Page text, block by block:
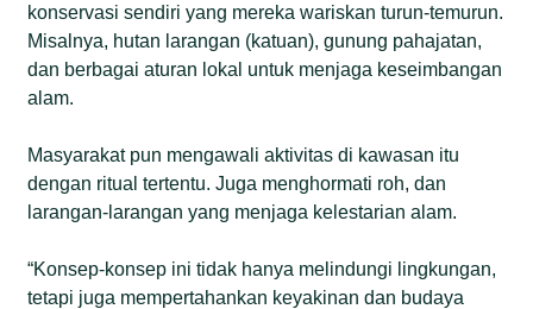
konservasi sendiri yang mereka wariskan turun-temurun.
Misalnya, hutan larangan (katuan), gunung pahajatan,
dan berbagai aturan lokal untuk menjaga keseimbangan
alam.
Masyarakat pun mengawali aktivitas di kawasan itu
dengan ritual tertentu. Juga menghormati roh, dan
larangan-larangan yang menjaga kelestarian alam.
“Konsep-konsep ini tidak hanya melindungi lingkungan,
tetapi juga mempertahankan keyakinan dan budaya